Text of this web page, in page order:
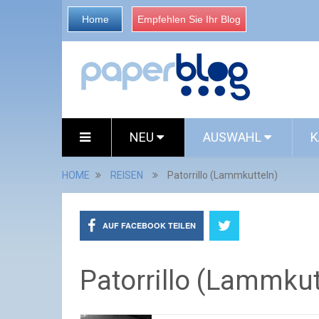
Home Empfehlen Sie Ihr Blog
NEU AUSWAHL
HOME REISEN Patorrillo (Lammkutteln)
AUF FACEBOOK TEILEN
Patorrillo